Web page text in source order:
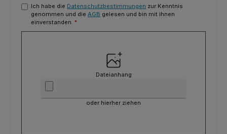
Ich habe die Datenschutzbestimmungen zur Kenntnis
genommen und dieAGB gelesen und bin mit ihnen
einverstanden.*
Dateianhang
oder hierher ziehen